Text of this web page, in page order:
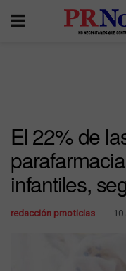
El 22% de
infantiles,
redacción prnoticias 10